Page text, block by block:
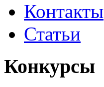
Контакты
Статьи
Конкурсы